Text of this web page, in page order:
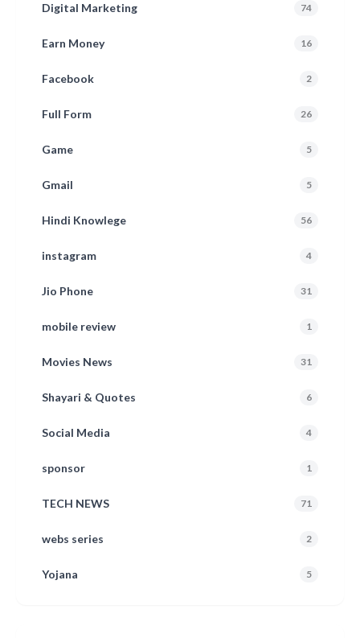
Digital Marketing 74
Earn Money 16
Facebook 2
Full Form 26
Game 5
Gmail 5
Hindi Knowlege 56
instagram 4
Jio Phone 31
mobile review 1
Movies News 31
Shayari & Quotes 6
Social Media 4
sponsor 1
TECH NEWS 71
webs series 2
Yojana 5